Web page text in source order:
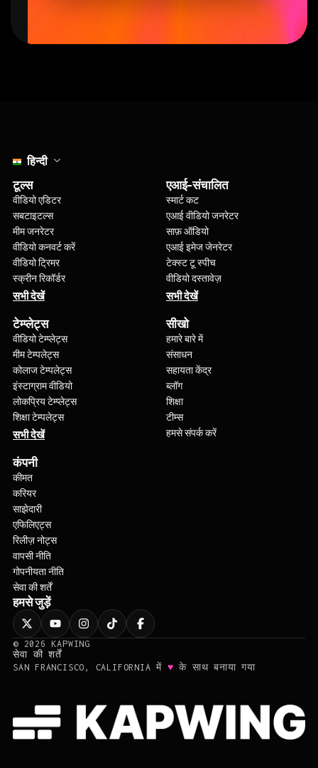
हिन्दी
टूल्स
वीडियो एडिटर
सबटाइटल्स
मीम जनरेटर
वीडियो कनवर्ट करें
वीडियो ट्रिमर
स्क्रीन रिकॉर्डर
सभी देखें
एआई-संचालित
स्मार्ट कट
एआई वीडियो जनरेटर
साफ़ ऑडियो
एआई इमेज जेनरेटर
टेक्स्ट टू स्पीच
वीडियो दस्तावेज़
सभी देखें
टेम्प्लेट्स
वीडियो टेम्प्लेट्स
मीम टेम्पलेट्स
कोलाज टेम्पलेट्स
इंस्टाग्राम वीडियो
लोकप्रिय टेम्प्लेट्स
शिक्षा टेम्पलेट्स
सभी देखें
सीखो
हमारे बारे में
संसाधन
सहायता केंद्र
ब्लॉग
शिक्षा
टीम्स
हमसे संपर्क करें
कंपनी
कीमत
करियर
साझेदारी
एफिलिएट्स
रिलीज़ नोट्स
वापसी नीति
गोपनीयता नीति
सेवा की शर्तें
हमसे जुड़ें
© 2026
KAPWING
सेवा की शर्तें
SAN FRANCISCO, CALIFORNIA में ♥ के साथ बनाया गया